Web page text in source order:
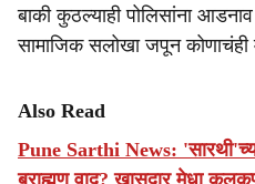
बाकी कुठल्याही पोलिसांना
सामाजिक सलोखा जपून कोणाचंही
Also Read
Pune Sarthi News: 'सारथी'च्या
ब्राह्मण वाद? खासदार मेधा